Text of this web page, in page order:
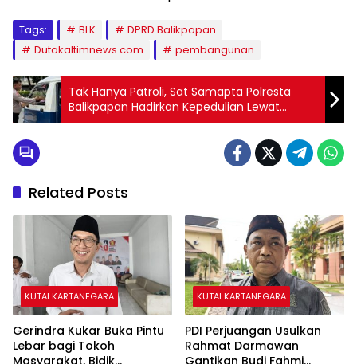
Tags: BLK
DPRD Balikpapan
Dutakaltimnews.com
pembangunan
Tak Hanya Patroli, Sat Samapta Polresta
Balikpapan Hadirkan Kepedulian Lewat
Jumat Berkah
Related Posts
KUTAI KARTANEGARA
Gerindra Kukar Buka Pintu
Lebar bagi Tokoh
Masyarakat, Bidik
KUTAI KARTANEGARA
PDI Perjuangan Usulkan
Rahmat Darmawan
Gantikan Budi Fahmi